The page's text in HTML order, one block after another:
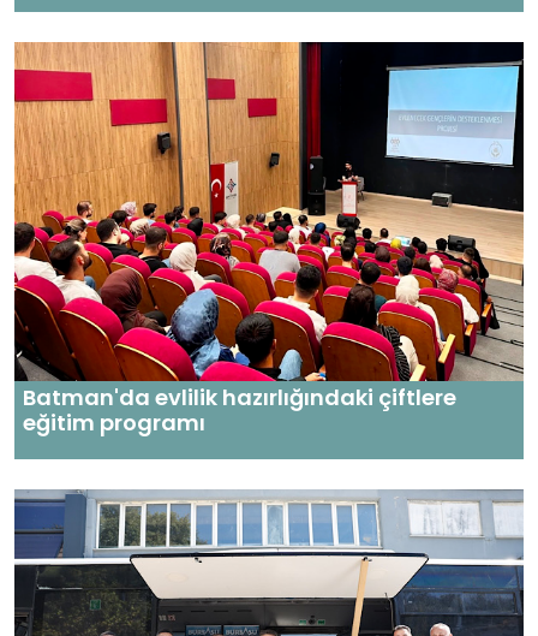
Batman'da evlilik hazırlığındaki çiftlere
eğitim programı